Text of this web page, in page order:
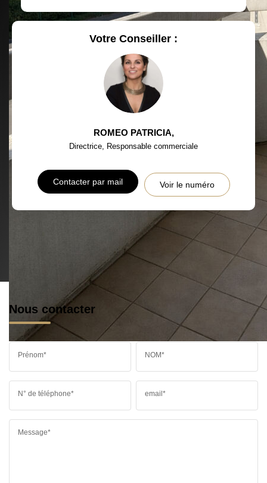
RÉSULTATS DES LYCÉES
RESTAURANTS ET CAFÉS COMMERCES
Votre Conseiller :
ROMEO PATRICIA,
Directrice, Responsable commerciale
Contacter par mail Voir le numéro
Nous contacter
Prénom* NOM*
N° de téléphone* email*
Message*